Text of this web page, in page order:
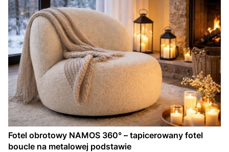
Fotel obrotowy NAMOS 360° – tapicerowany fotel
boucle na metalowej podstawie